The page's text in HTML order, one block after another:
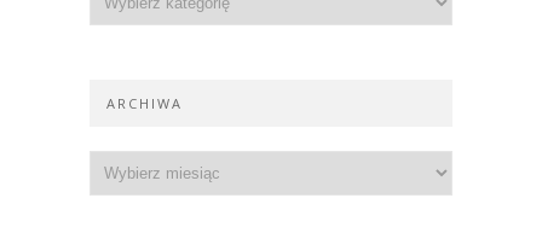
ARCHIWA